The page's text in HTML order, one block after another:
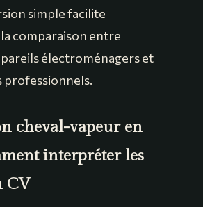
simple facilite
comparaison entre
électroménagers et
professionnels.
cheval-vapeur en
interpréter les
CV